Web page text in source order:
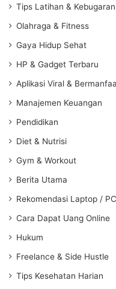
Tips Latihan & Kebugaran
Olahraga & Fitness
Gaya Hidup Sehat
HP & Gadget Terbaru
Aplikasi Viral &
Manajemen Keuangan
Pendidikan
Diet & Nutrisi
Gym & Workout
Berita Utama
Rekomendasi Laptop / PC
Cara Dapat Uang Online
Hukum
Freelance & Side Hustle
Tips Kesehatan Harian